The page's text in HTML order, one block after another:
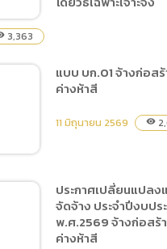
จง
ผู้สอบ
รไนท์
)
๘ โดย
3,363
งส่วน
แบบ บก.01 จ้างก่อส
ค่างห้าสี
11 มิถุนายน 2569 visibility
ประกาศเปลี่ยนแปล
จัดจ้าง ประจำปีงบปร
พ.ศ.2569 จ้างก่อสร้
ค่างห้าสี